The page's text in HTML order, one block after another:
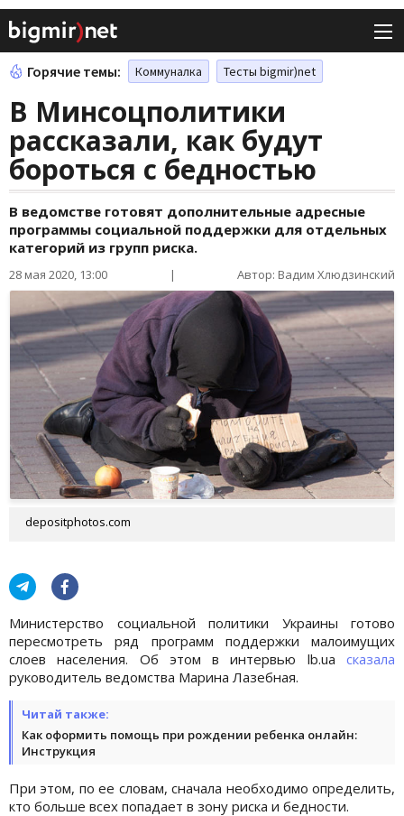
Горячие темы: Коммуналка Тесты bigmir)net
В Минсоцполитики
рассказали, как будут
бороться с бедностью
В ведомстве готовят дополнительные адресные
программы социальной поддержки для отдельных
категорий из групп риска.
28 мая 2020, 13:00 | Автор: Вадим Хлюдзинский
depositphotos.com
Министерство социальной политики Украины готово
пересмотреть ряд программ поддержки малоимущих
слоев населения. Об этом в интервью lb.ua сказала
руководитель ведомства Марина Лазебная.
Читай также:
Как оформить помощь при рождении ребенка онлайн:
Инструкция
При этом, по ее словам, сначала необходимо определить,
кто больше всех попадает в зону риска и бедности.